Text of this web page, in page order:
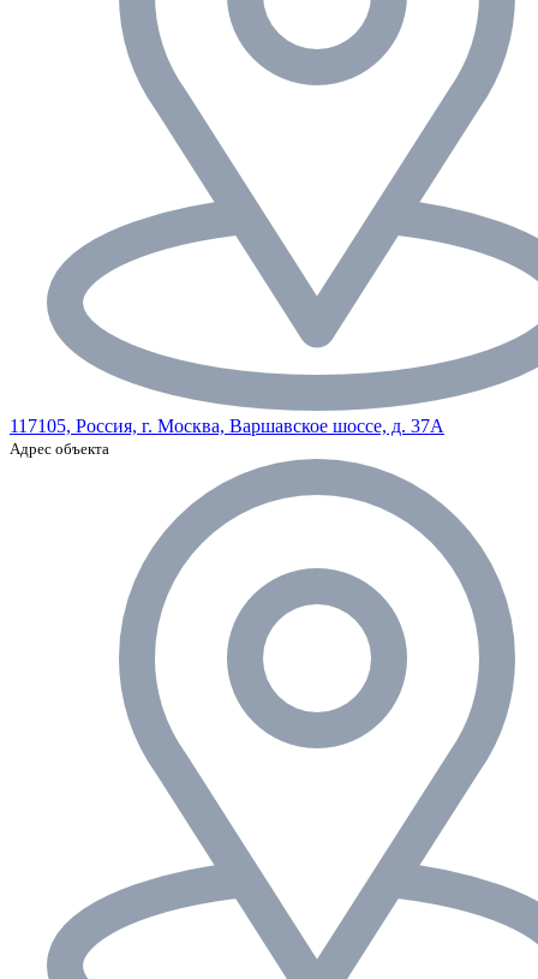
117105, Россия, г. Москва, Варшавское шоссе, д. 37А
Адрес объекта